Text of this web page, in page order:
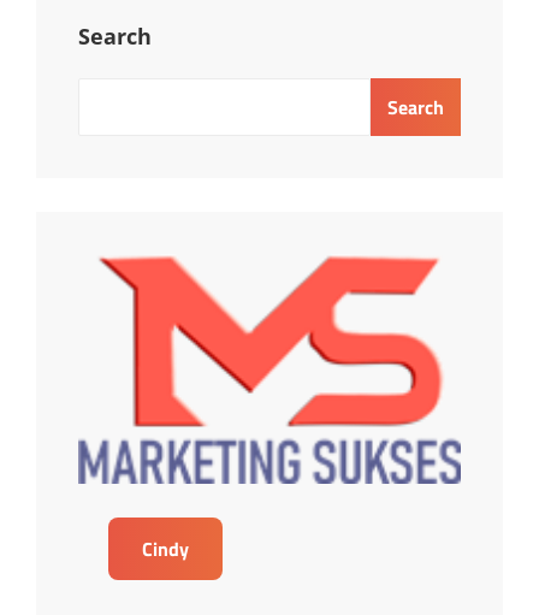
Search
Search
Cindy